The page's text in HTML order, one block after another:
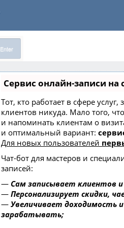
Enter
Сервис онлайн-записи на
Тот, кто работает в сфере
клиентов никуда. Мало того,
и напоминать клиентам о
и оптимальный вариант:
Для новых пользователей
Чат-бот для мастеров и
записей:
— Сам записывает клиентов
— Персонализирует скидки,
— Увеличивает доходимость
зарабатывать;